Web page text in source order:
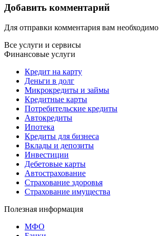
Добавить комментарий
Для отправки комментария вам необходимо
Все услуги и сервисы
Финансовые услуги
Кредит на карту
Деньги в долг
Микрокредиты и займы
Кредитные карты
Потребительские кредиты
Автокредиты
Ипотека
Кредиты для бизнеса
Вклады и депозиты
Инвестиции
Дебетовые карты
Автострахование
Страхование здоровья
Страхование имущества
Полезная информация
МФО